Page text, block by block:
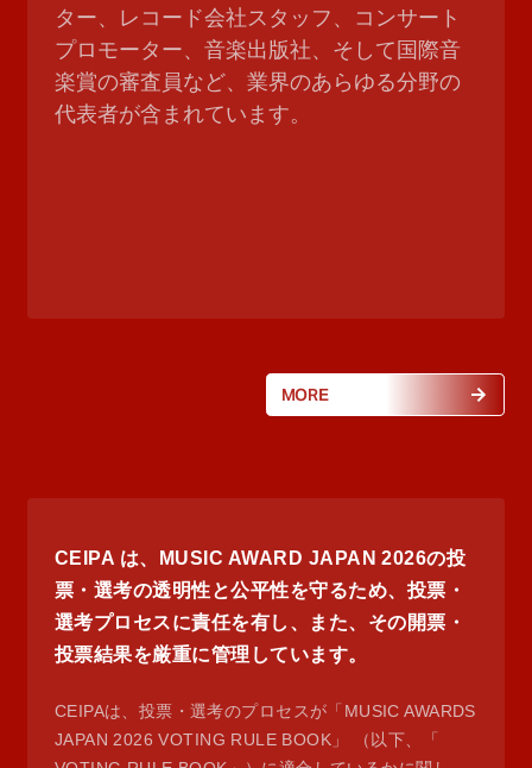
ター、レコード会社スタッフ、コンサート
プロモーター、音楽出版社、そして国際音
楽賞の審査員など、業界のあらゆる分野の
代表者が含まれています。
MORE
CEIPA は、MUSIC AWARD JAPAN 2026の投
票・選考の透明性と公平性を守るため、投票・
選考プロセスに責任を有し、また、その開票・
投票結果を厳重に管理しています。
CEIPAは、投票・選考のプロセスが「MUSIC AWARDS
JAPAN 2026 VOTING RULE BOOK」 （以下、「